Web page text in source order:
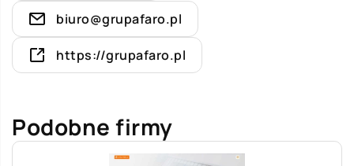
biuro@grupafaro.pl
https://grupafaro.pl
Podobne firmy